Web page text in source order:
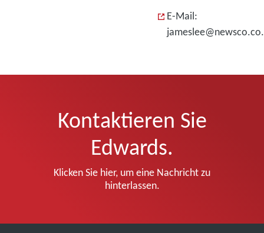
E-Mail:
Kontaktieren Sie
Edwards.
Klicken Sie hier, um eine Nachricht zu
hinterlassen.